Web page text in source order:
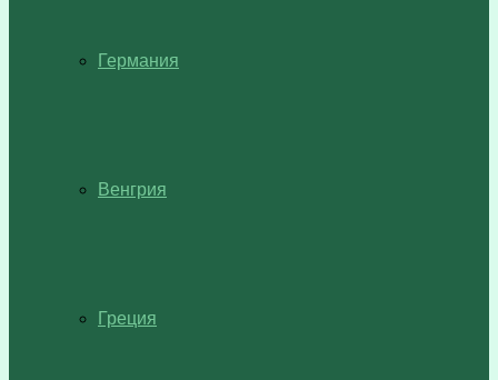
Германия
Венгрия
Греция